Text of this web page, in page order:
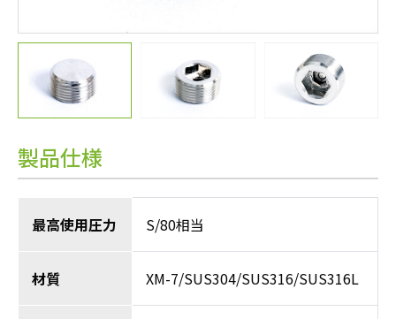
製品仕様
最高使用圧力 S/80相当
材質 XM-7/SUS304/SUS316/SUS316L